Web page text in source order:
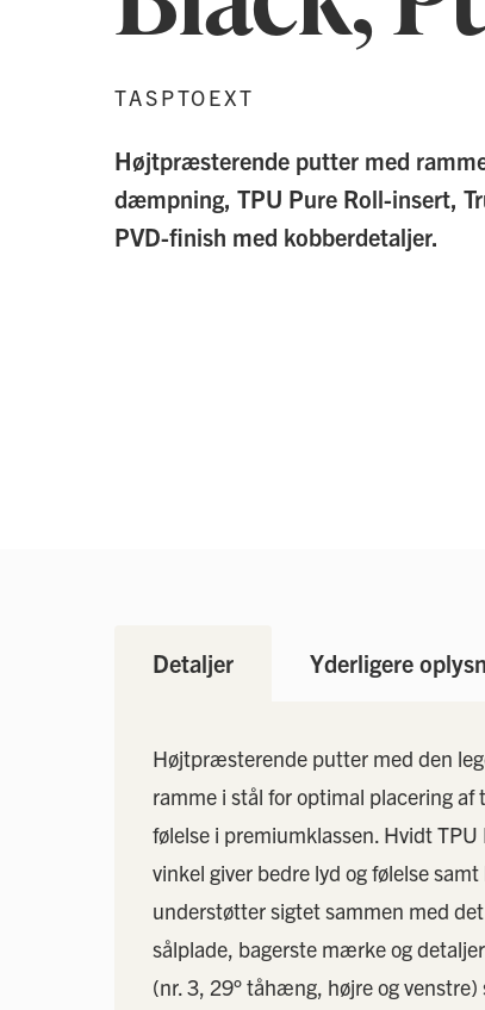
TASPTOEXT
Højtpræsterende putter med
dæmpning, TPU Pure Roll-insert,
PVD-finish med kobberdetaljer.
Detaljer Yderligere
Højtpræsterende putter med den
ramme i stål for optimal placering
følelse i premiumklassen. Hvidt
vinkel giver bedre lyd og følelse
understøtter sigtet sammen med
sålplade, bagerste mærke og
(nr. 3, 29° tåhæng, højre og